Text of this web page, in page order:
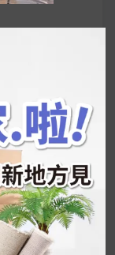
遊戲！今年過
友們一起分
伴手禮
停藥後體重